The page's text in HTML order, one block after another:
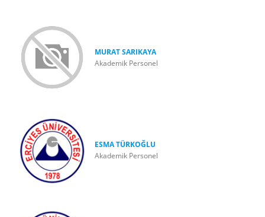
MURAT SARIKAYA
Akademik Personel
ESMA TÜRKOĞLU
Akademik Personel